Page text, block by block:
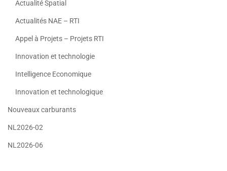
Actualité Spatial
Actualités NAE – RTI
Appel à Projets – Projets RTI
Innovation et technologie
Intelligence Economique
Innovation et technologique
Nouveaux carburants
NL2026-02
NL2026-06